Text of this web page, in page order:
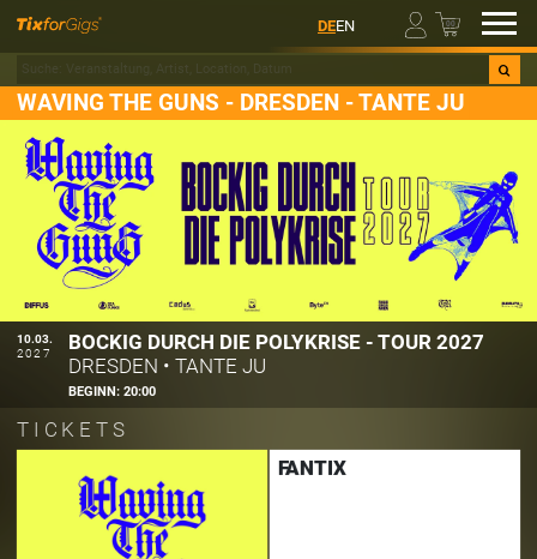
DEEN 00
WAVING THE GUNS - DRESDEN - TANTE JU
10.03.
2027
BOCKIG DURCH DIE POLYKRISE - TOUR 2027
DRESDEN •TANTE JU
BEGINN:20:00
TICKETS
FANTIX